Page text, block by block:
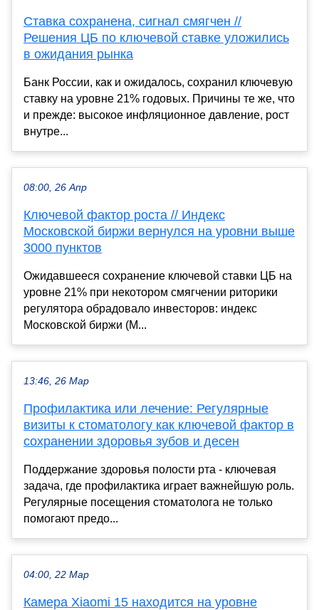
Ставка сохранена, сигнал смягчен //
Решения ЦБ по ключевой ставке уложились
в ожидания рынка
Банк России, как и ожидалось, сохранил ключевую
ставку на уровне 21% годовых. Причины те же, что
и прежде: высокое инфляционное давление, рост
внутре...
08:00, 26 Апр
Ключевой фактор роста // Индекс
Московской биржи вернулся на уровни выше
3000 пунктов
Ожидавшееся сохранение ключевой ставки ЦБ на
уровне 21% при некотором смягчении риторики
регулятора обрадовало инвесторов: индекс
Московской биржи (M...
13:46, 26 Мар
Профилактика или лечение: Регулярные
визиты к стоматологу как ключевой фактор в
сохранении здоровья зубов и десен
Поддержание здоровья полости рта - ключевая
задача, где профилактика играет важнейшую роль.
Регулярные посещения стоматолога не только
помогают предо...
04:00, 22 Мар
Камера Xiaomi 15 находится на уровне